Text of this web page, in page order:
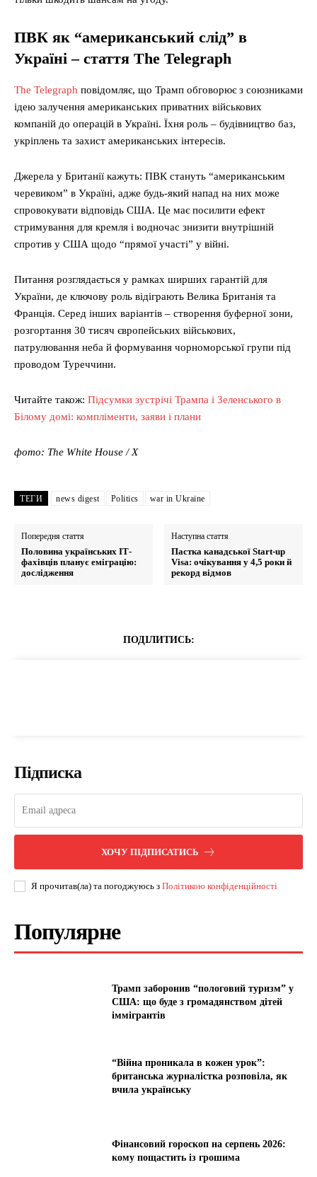
ПВК як “американський слід” в
Україні – стаття The Telegraph
The Telegraph повідомляє, що Трамп обговорює з союзниками
ідею залучення американських приватних військових
компаній до операцій в Україні. Їхня роль – будівництво баз,
укріплень та захист американських інтересів.
Джерела у Британії кажуть: ПВК стануть “американським
черевиком” в Україні, адже будь-який напад на них може
спровокувати відповідь США. Це має посилити ефект
стримування для кремля і водночас знизити внутрішній
спротив у США щодо “прямої участі” у війні.
Питання розглядається у рамках ширших гарантій для
України, де ключову роль відіграють Велика Британія та
Франція. Серед інших варіантів – створення буферної зони,
розгортання 30 тисяч європейських військових,
патрулювання неба й формування чорноморської групи під
проводом Туреччини.
Читайте також: Підсумки зустрічі Трампа і Зеленського в
Білому домі: компліменти, заяви і плани
фото: The White House / Х
ТЕГИ news digest Politics war in Ukraine
Попередня стаття
Половина українських ІТ-
фахівців планує еміграцію:
дослідження
Наступна стаття
Пастка канадської Start-up
Visa: очікування у 4,5 роки й
рекорд відмов
ПОДІЛИТИСЬ:
Підписка
ХОЧУ ПІДПИСАТИСЬ
Я прочитав(ла) та погоджуюсь з Політикою конфіденційності
Популярне
Трамп заборонив “пологовий туризм” у
США: що буде з громадянством дітей
іммігрантів
“Війна проникала в кожен урок”:
британська журналістка розповіла, як
вчила українську
Фінансовий гороскоп на серпень 2026:
кому пощастить із грошима